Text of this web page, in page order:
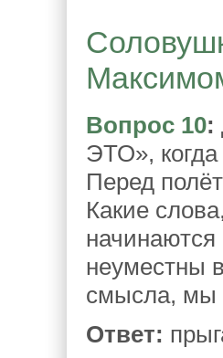
Вопрос 10:
ЭТО», когда
Перед
Какие
неуместны
смысла,
Ответ: